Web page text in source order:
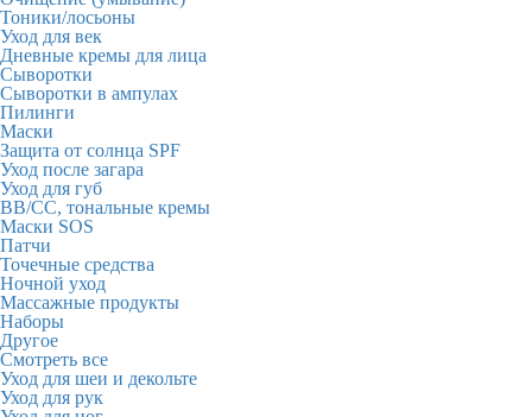
Тоники/лосьоны
Уход для век
Дневные кремы для лица
Сыворотки
Сыворотки в ампулах
Пилинги
Маски
Защита от солнца SPF
Уход после загара
Уход для губ
BB/CC, тональные кремы
Маски SOS
Патчи
Точечные средства
Ночной уход
Массажные продукты
Наборы
Другое
Смотреть все
Уход для шеи и декольте
Уход для рук